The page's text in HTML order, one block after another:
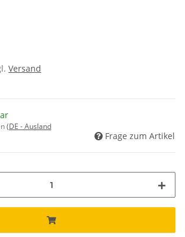
Versand
(DE - Ausland
Frage zum Artikel